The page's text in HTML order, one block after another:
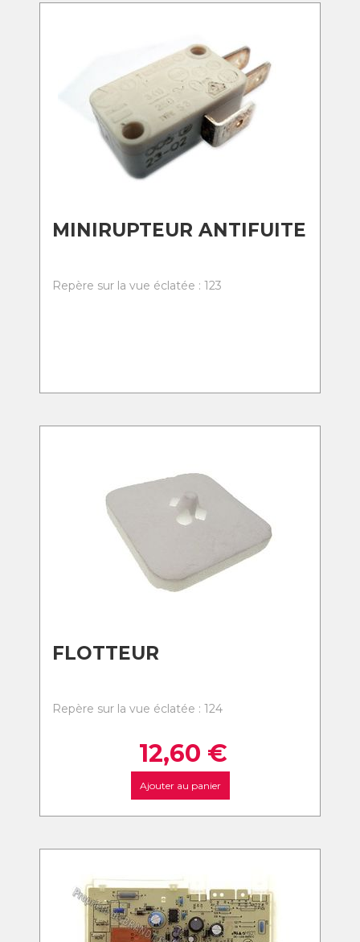
MINIRUPTEUR ANTIFUITE
Repère sur la vue éclatée : 123
FLOTTEUR
Repère sur la vue éclatée : 124
12,60 €
Ajouter au panier